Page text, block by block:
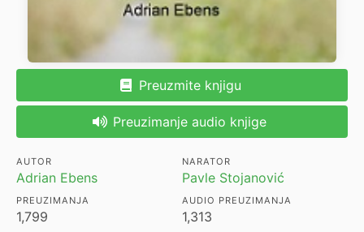
Preuzmite knjigu
Preuzimanje audio knjige
AUTOR
Adrian Ebens
NARATOR
Pavle Stojanović
PREUZIMANJA
1,799
AUDIO PREUZIMANJA
1,313